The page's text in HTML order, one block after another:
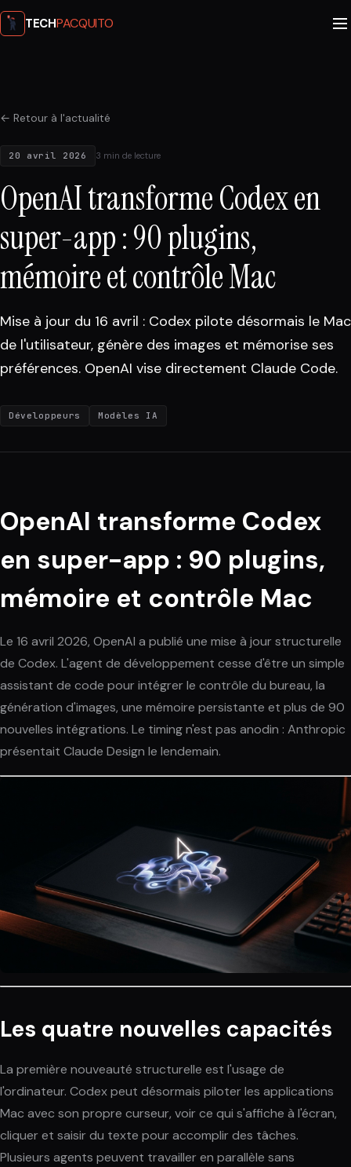
TECHPACQUITO
← Retour à l'actualité
20 avril 2026 3 min de lecture
OpenAI transforme Codex en
super-app : 90 plugins,
mémoire et contrôle Mac
Mise à jour du 16 avril : Codex pilote désormais le Mac
de l'utilisateur, génère des images et mémorise ses
préférences. OpenAI vise directement Claude Code.
Développeurs Modèles IA
OpenAI transforme Codex
en super-app : 90 plugins,
mémoire et contrôle Mac
Le 16 avril 2026, OpenAI a publié une mise à jour structurelle
de Codex. L'agent de développement cesse d'être un simple
assistant de code pour intégrer le contrôle du bureau, la
génération d'images, une mémoire persistante et plus de 90
nouvelles intégrations. Le timing n'est pas anodin : Anthropic
présentait Claude Design le lendemain.
Les quatre nouvelles capacités
La première nouveauté structurelle est l'usage de
l'ordinateur. Codex peut désormais piloter les applications
Mac avec son propre curseur, voir ce qui s'affiche à l'écran,
cliquer et saisir du texte pour accomplir des tâches.
Plusieurs agents peuvent travailler en parallèle sans